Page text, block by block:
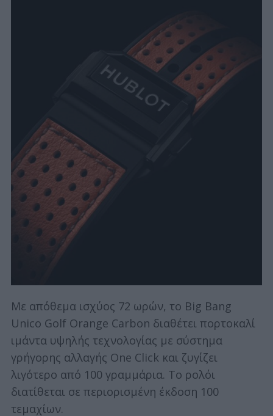
Με απόθεμα ισχύος 72 ωρών, το Big Bang
Unico Golf Orange Carbon διαθέτει πορτοκαλί
ιμάντα υψηλής τεχνολογίας με σύστημα
γρήγορης αλλαγής One Click και ζυγίζει
λιγότερο από 100 γραμμάρια. Το ρολόι
διατίθεται σε περιορισμένη έκδοση 100
τεμαχίων.